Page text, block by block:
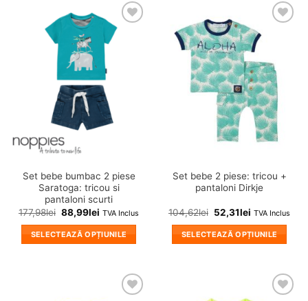
Adauga
Set bebe bumbac 2 piese
Saratoga: tricou si
pantaloni scurti
177,98lei 88,99lei TVA Inclus
SELECTEAZĂ OPȚIUNILE
wishlist!
Set bebe 2 piese: tricou +
pantaloni Dirkje
104,62lei 52,31lei TVA Inclus
SELECTEAZĂ OPȚIUNILE